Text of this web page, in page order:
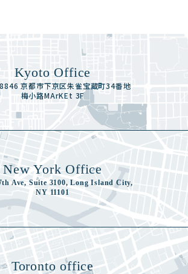
Kyoto Office
京都市下京区朱雀宝蔵町34番地
梅小路MArKEt 3F
New York Office
Ave, Suite 3100, Long Island City,
NY 11101
Toronto office